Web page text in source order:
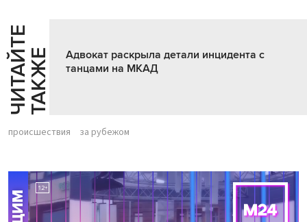
Ч
И
Т
АЙ
Т
Е
Т
А
К
ЖЕ
Адвокат раскрыла детали инцидента с
танцами на МКАД
происшествия за рубежом